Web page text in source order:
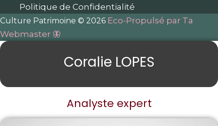
Politique de Confidentialité
Culture Patrimoine © 2026 Eco-Propulsé par Ta
Webmaster 🦋
Coralie LOPES
Analyste expert